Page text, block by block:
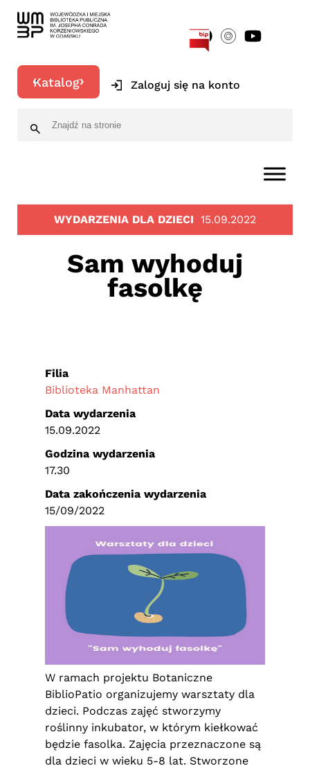
Katalog Zaloguj się na konto
WYDARZENIA DLA DZIECI 15.09.2022
Sam wyhoduj
fasolkę
W ramach projektu Botaniczne
BiblioPatio organizujemy warsztaty dla
dzieci. Podczas zajęć stworzymy
roślinny inkubator, w którym kiełkować
będzie fasolka. Zajęcia przeznaczone są
dla dzieci w wieku 5-8 lat. Stworzone
Filia
Biblioteka Manhattan
Data wydarzenia
15.09.2022
Godzina wydarzenia
17.30
Data zakończenia wydarzenia
15/09/2022